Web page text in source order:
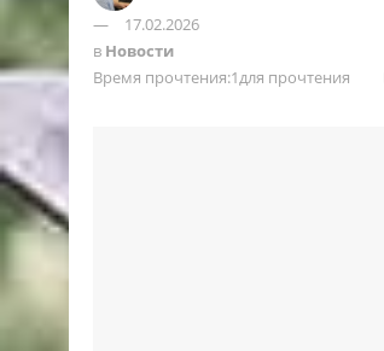
17.02.2026
в Новости
Время прочтения:1для прочтения